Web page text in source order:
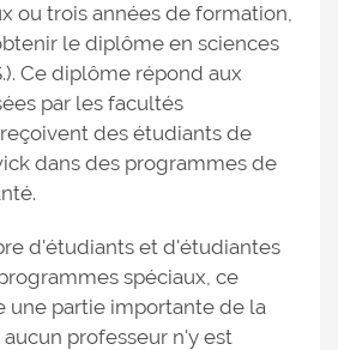
ou trois années de formation,
le diplôme en sciences
Ce diplôme répond aux
par les facultés
des étudiants de
dans des programmes de
d'étudiants et d'étudiantes
spéciaux, ce
une partie importante de la
professeur n'y est